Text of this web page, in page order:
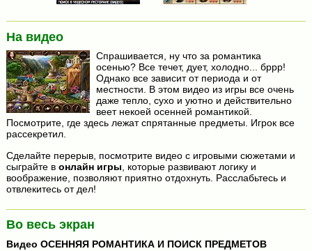
На видео
Спрашивается, ну что за романтика
осенью? Все течет, дует, холодно... бррр!
Однако все зависит от периода и от
местности. В этом видео из игры все очень
даже тепло, сухо и уютно и действительно
веет некоей осенней романтикой.
Посмотрите, где здесь лежат спрятанные предметы. Игрок все
рассекретил.
Сделайте перерыв, посмотрите видео с игровыми сюжетами и
сыграйте в онлайн игры , которые развивают логику и
воображение, позволяют приятно отдохнуть. Расслабьтесь и
отвлекитесь от дел!
Во весь экран
Видео ОСЕННЯЯ РОМАНТИКА И ПОИСК ПРЕДМЕТОВ